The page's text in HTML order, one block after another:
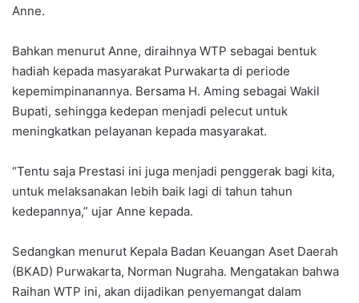
Anne.
Bahkan menurut Anne, diraihnya WTP sebagai bentuk
hadiah kepada masyarakat Purwakarta di periode
kepemimpinanannya. Bersama H. Aming sebagai Wakil
Bupati, sehingga kedepan menjadi pelecut untuk
meningkatkan pelayanan kepada masyarakat.
“Tentu saja Prestasi ini juga menjadi penggerak bagi kita,
untuk melaksanakan lebih baik lagi di tahun tahun
kedepannya,” ujar Anne kepada.
Sedangkan menurut Kepala Badan Keuangan Aset Daerah
(BKAD) Purwakarta, Norman Nugraha. Mengatakan bahwa
Raihan WTP ini, akan dijadikan penyemangat dalam